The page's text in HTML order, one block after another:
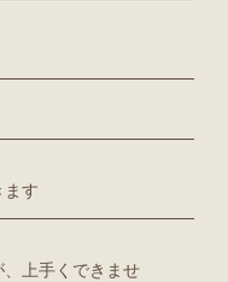
ます
上手くできませ